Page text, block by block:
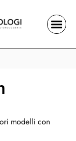
modelli con